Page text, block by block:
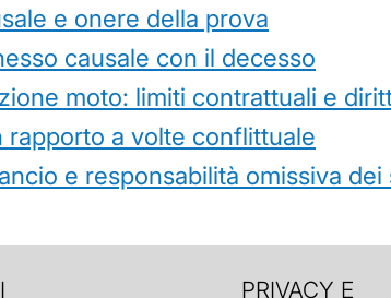
e onere della prova
causale con il decesso
moto: limiti contrattuali e
rapporto a volte conflittuale
e responsabilità omissiva dei
PRIVACY E